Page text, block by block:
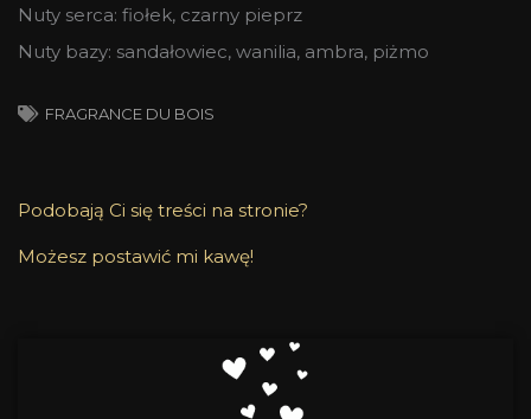
Nuty serca: fiołek, czarny pieprz
Nuty bazy: sandałowiec, wanilia, ambra, piżmo
FRAGRANCE DU BOIS
Podobają Ci się treści na stronie?
Możesz postawić mi kawę!